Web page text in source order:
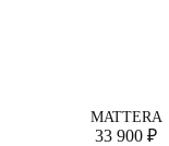
MATTERA
33 900 ₽